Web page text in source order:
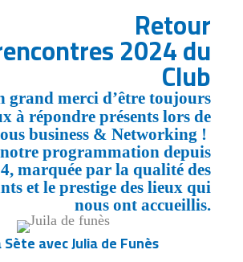
Retour
2024 du
Club
grand merci d’être toujours
à répondre présents lors de
business & Networking !
programmation depuis
marquée par la qualité des
et le prestige des lieux qui
nous ont accueillis.
avec Julia de Funès